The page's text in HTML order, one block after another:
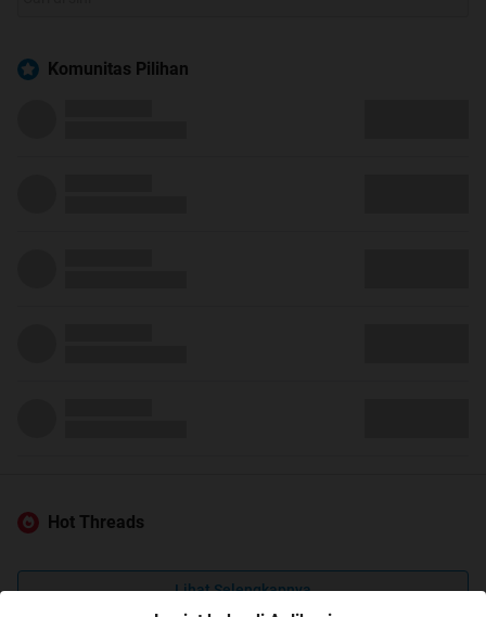
Komunitas Pilihan
Hot Threads
Lihat Selengkapnya